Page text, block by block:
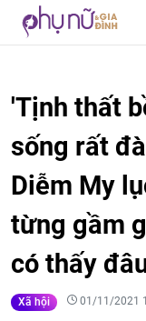
'Tịnh thất
sống rất
Diễm My
từng gầm
có thấy
Xã hội 01/11/2021